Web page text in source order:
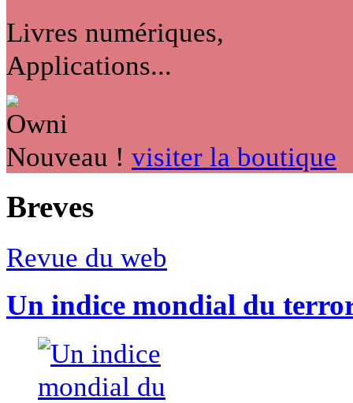
Livres numériques,
Applications...
Nouveau ! visiter la boutique
Breves
Revue du web
Un indice mondial du